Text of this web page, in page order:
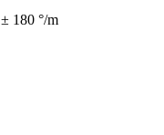
± 180 °/m